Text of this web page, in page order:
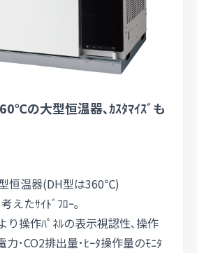
の大型恒温器､ｶｽﾀﾏｲｽﾞも
恒温器(DH型は360℃)
えたｻｲﾄﾞﾌﾛｰ｡
り操作ﾊﾟﾈﾙの表示視認性､操作
力･CO2排出量･ﾋｰﾀ操作量のﾓﾆﾀ